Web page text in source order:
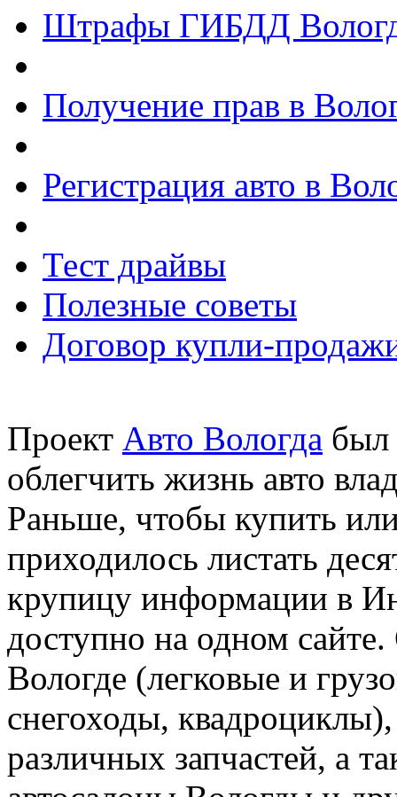
Штрафы ГИБДД
Получение прав в
Регистрация авто в
Тест драйвы
Полезные советы
Договор купли-
Проект Авто Вологда был
облегчить жизнь авто
Раньше, чтобы купить
приходилось листать
крупицу информации в
доступно на одном
Вологде (легковые и
снегоходы,
различных запчастей, а